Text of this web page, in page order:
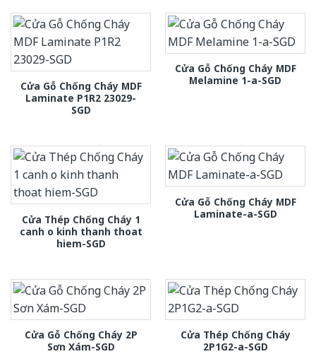
Cửa Gỗ Chống Cháy MDF
Laminate P1R2 23029-
SGD
Cửa Gỗ Chống Cháy MDF
Melamine 1-a-SGD
Cửa Thép Chống Cháy 1
canh o kinh thanh thoat
hiem-SGD
Cửa Gỗ Chống Cháy MDF
Laminate-a-SGD
Cửa Gỗ Chống Cháy 2P
Sơn Xám-SGD
Cửa Thép Chống Cháy
2P1G2-a-SGD